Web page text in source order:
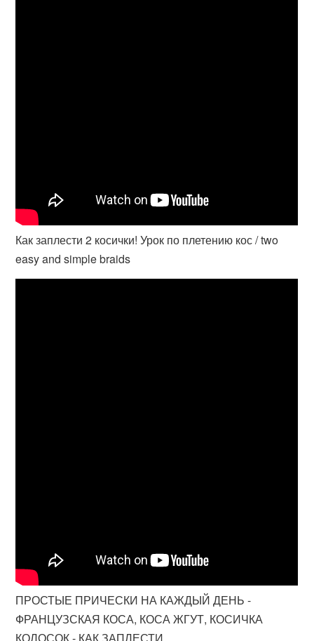
Как заплести 2 косички! Урок по плетению кос / two
easy and simple braids
ПРОСТЫЕ ПРИЧЕСКИ НА КАЖДЫЙ ДЕНЬ -
ФРАНЦУЗСКАЯ КОСА, КОСА ЖГУТ, КОСИЧКА